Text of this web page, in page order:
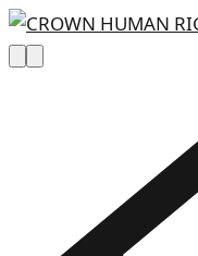
Skip to main content